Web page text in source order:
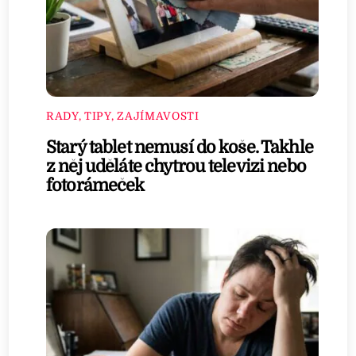
RADY, TIPY, ZAJÍMAVOSTI
Starý tablet nemusí do koše. Takhle
z něj uděláte chytrou televizi nebo
fotorámeček